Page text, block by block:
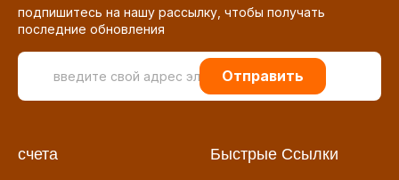
подпишитесь на нашу рассылку, чтобы получать
последние обновления
Отправить
счета Быстрые Ссылки